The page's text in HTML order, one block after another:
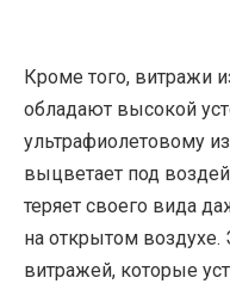
Кроме того, витражи
обладают высокой
ультрафиолетовому
выцветает под
теряет своего вида
на открытом
витражей, которые